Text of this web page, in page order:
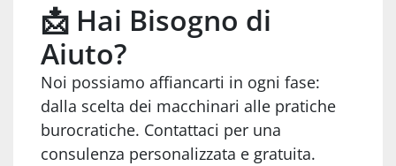
📩 Hai Bisogno di
Aiuto?
Noi possiamo affiancarti in ogni fase:
dalla scelta dei macchinari alle pratiche
burocratiche. Contattaci per una
consulenza personalizzata e gratuita.